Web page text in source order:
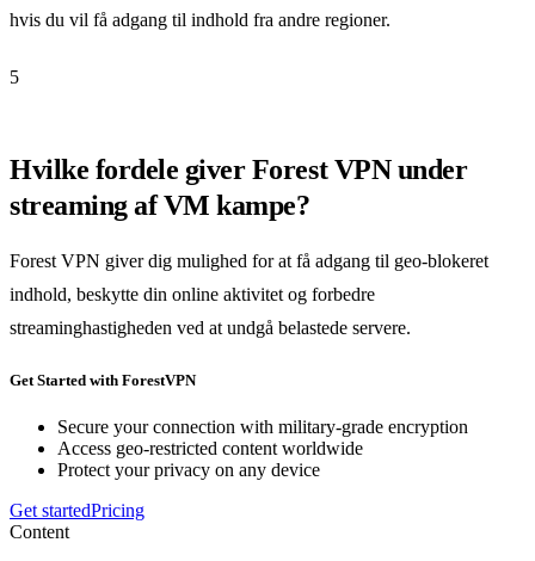
hvis du vil få adgang til indhold fra andre regioner.
5
Hvilke fordele giver Forest VPN under
streaming af VM kampe?
Forest VPN giver dig mulighed for at få adgang til geo-blokeret
indhold, beskytte din online aktivitet og forbedre
streaminghastigheden ved at undgå belastede servere.
Get Started with ForestVPN
Secure your connection with military-grade encryption
Access geo-restricted content worldwide
Protect your privacy on any device
Get startedPricing
Content